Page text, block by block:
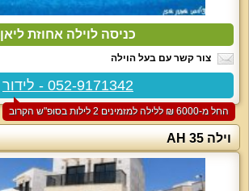
כניסה לוילה אחוזת ליאן
צור קשר עם בעל הוילה
052-9171342 - לידור
החל מ-‏6000 ₪ ללילה למזמינים 2 לילות בסופ"ש הקרוב
וילה AH 35